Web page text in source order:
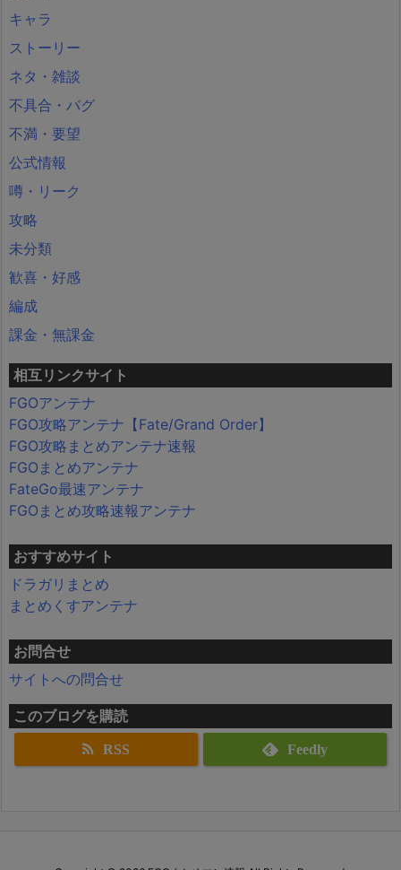
キャラ
ストーリー
ネタ・雑談
不具合・バグ
不満・要望
公式情報
噂・リーク
攻略
未分類
歓喜・好感
編成
課金・無課金
相互リンクサイト
FGOアンテナ
FGO攻略アンテナ【Fate/Grand Order】
FGO攻略まとめアンテナ速報
FGOまとめアンテナ
FateGo最速アンテナ
FGOまとめ攻略速報アンテナ
おすすめサイト
ドラガリまとめ
まとめくすアンテナ
お問合せ
サイトへの問合せ
このブログを購読
RSS Feedly